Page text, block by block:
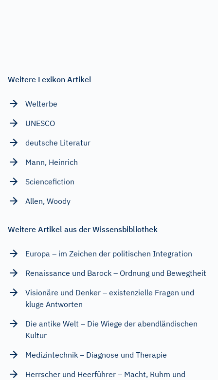
Weitere Lexikon Artikel
Welterbe
UNESCO
deutsche Literatur
Mann, Heinrich
Sciencefiction
Allen, Woody
Weitere Artikel aus der Wissensbibliothek
Europa – im Zeichen der politischen Integration
Renaissance und Barock – Ordnung und Bewegtheit
Visionäre und Denker – existenzielle Fragen und
kluge Antworten
Die antike Welt – Die Wiege der abendländischen
Kultur
Medizintechnik – Diagnose und Therapie
Herrscher und Heerführer – Macht, Ruhm und